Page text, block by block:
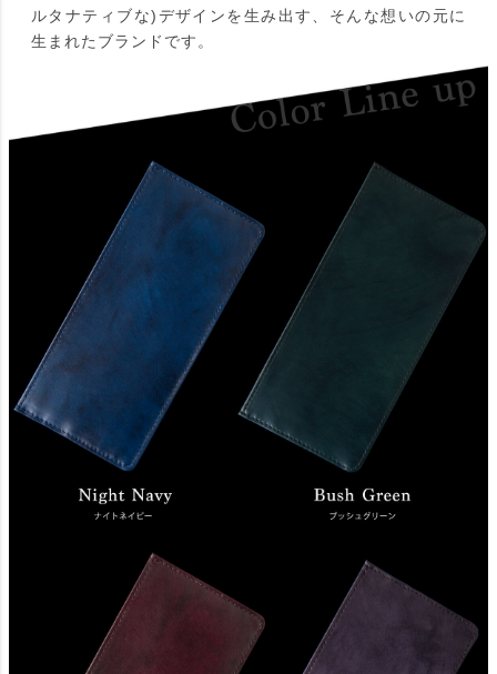
ルタナティブな)デザインを生み出す、そんな想いの元に
生まれたブランドです。